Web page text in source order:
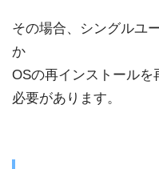
その場合、シングルユ
か
OSの再インストールを
必要があります。